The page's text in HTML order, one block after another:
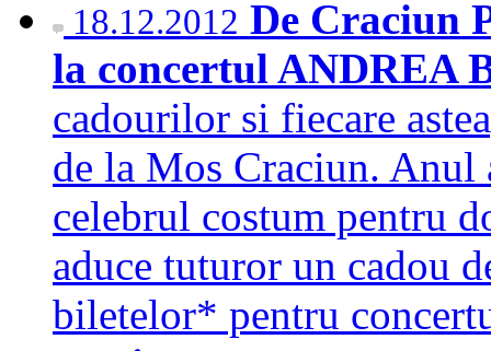
18.12.2012 De Craciun
la concertul ANDREA
cadourilor si fiecare
de la Mos Craciun. Anul
celebrul costum pentru
aduce tuturor un cadou
biletelor* pentru